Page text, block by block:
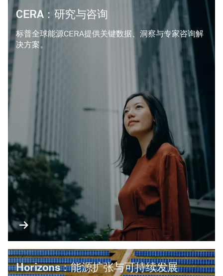
CERA：研究与咨询
标普全球能源CERA提供关键数据、洞察与专家咨询解
决方案。
Horizons：能源扩张与可持续发展